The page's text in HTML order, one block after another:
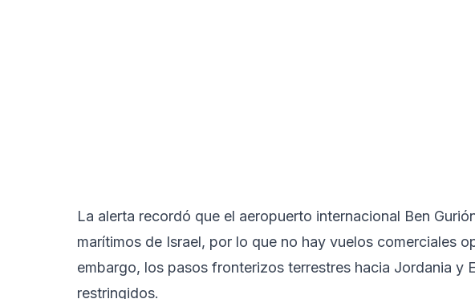
La alerta recordó que el aeropuerto internacional Ben
marítimos de Israel, por lo que no hay vuelos comerciales
embargo, los pasos fronterizos terrestres hacia Jordania y
restringidos.